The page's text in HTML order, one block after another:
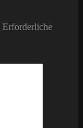
Erforderliche